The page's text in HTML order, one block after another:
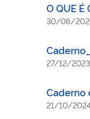
O QUE É
30/06/
27/12/2023
Caderno
21/10/